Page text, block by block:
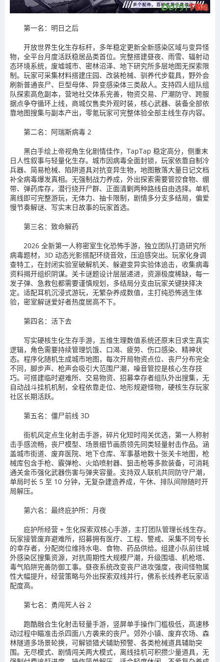
第一名：明日之后
开放世界生化生存标杆，多年稳定更新全新感染区域与变异怪
物，全平台月度活跃稳居品类首位。完整搭建昼夜、雨雪、辐射动
态环境系统，废墟城市、密林沼泽、地下研究所多层地图无探索限
制。玩家可采集材料搭建庄园、改装枪械、驯养代步载具，野外会
刷新普通丧尸、巨型母体、异变感染体三类敌人。支持四人组队组
队探索高危副本，营地社交体系完善，物资交易、尸潮防守、跨服
据点争夺循环上线，商城仅售卖外观时装，核心武器、装备全部依
靠地图搜集与副本产出，零氪玩家可完整体验全部主线生存内容。
第二名：阿瑞斯病毒 2
黑白手绘上帝视角生化剧情佳作，TapTap 稳定高分，侧重末
日人性叙事与轻量化生存。城市因病毒全面封锁，玩家依靠自制冷
兵器、简易枪械、陷阱道具对抗变异生物，地图散落大量日记文档
补全病毒爆发真相。无强制战力养成，外出探索需要管控食物、绷
带、弹药库存，潜行绕开尸群、正面清剿两种路线自由选择。单机
离线即可完整游玩，无体力、抽卡限制，剧情多分支多结局，偏爱
慢节奏解谜、写实末日故事的玩家首选。
第三名：致命解药
2026 全新第一人称密室生化恐怖手游，独立团队打造研究所
病毒题材，3D 动态光影搭配环绕音效，压迫感突出。玩家化身调
查特工，在封闭实验室破解机关、躲避变异实验体追击，收集病毒
资料揭开组织阴谋。关卡谜题设计层层递进，资源极度稀缺，每一
发子弹、急救包都需要谨慎规划，多结局分支由玩家关键抉择决
定。适配耳机沉浸式游玩，无繁杂养成数值，主打纯恐怖逃生体
验，密室解谜爱好者热度居高不下。
第四名：活下去
写实硬核生化生存手游，五维生理数值系统还原末日求生真实
逻辑，角色需要持续管理饥饿、口渴、疲劳、伤口感染、精神状
态。程序化随机生成城市地图，每次开局物资点位、丧尸分布完全
不同，脚步声、枪声会吸引大范围尸潮，噪音管控是核心生存技
巧。可搭建临时避难所、交易物资、招募幸存者组队外出搜集，无
自动战斗挂机机制，全程依靠走位、地形规避怪物，硬核生存玩家
社区长期活跃。
第五名：僵尸前线 3D
街机风定点生化射击手游，碎片化短时闯关优选，第一人称射
击手感流畅，丧尸模型、场景细节画质领先同类轻量射击作品。涵
盖城市街道、废弃医院、地下仓库、军事基地数十张关卡地图，枪
械库包含手枪、霰弹枪、火焰喷射器、狙击枪等多款装备，可消耗
通关金币强化武器伤害与弹夹容量。支持双人联机共同防守尸潮，
单局时长 5 至 10 分钟，无复杂建造养成，午休、排队间隙随时开
局解压。
第六名：最终庇护所：月夜
庇护所经营 + 生化探索双核心手游，主打团队管理长线生存。
玩家接管废弃避难所，招募拥有医疗、工程、警戒、采集不同专长
的幸存者，分配岗位维持水电、食物、药品供给。组建小队前往城
外感染区搜集资源，对抗周期性大规模尸潮，升级围墙、机枪塔、
毒气陷阱完善防御工事。昼夜系统改变丧尸进攻强度，夜间怪物属
性大幅提升，经营策略与外出探索双线并行，佛系长线养老玩家适
配度高。
第七名：勇闯死人谷 2
跑酷融合生化射击轻量手游，竖屏单手操作门槛极低，高速移
动过程中瞄准击杀四面八方袭来的丧尸。郊外小镇、废弃农场、森
林隧道多场景轮换，可解锁猎犬辅助预警、各类枪械道具辅助突
围。无尽模式、剧情闯关两大模式，离线挂机可积攒少量道具，无